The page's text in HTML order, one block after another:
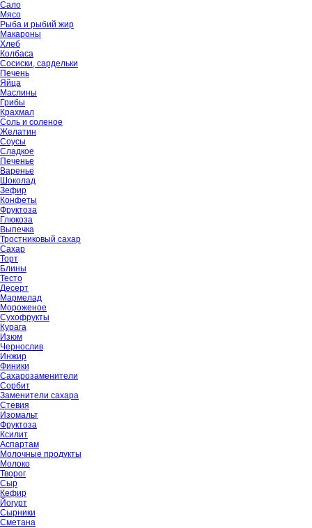
Сало
Мясо
Рыба и рыбий жир
Макароны
Хлеб
Колбаса
Сосиски, сардельки
Печень
Яйца
Маслины
Грибы
Крахмал
Соль и соленое
Желатин
Соусы
Сладкое
Печенье
Варенье
Шоколад
Зефир
Конфеты
Фруктоза
Глюкоза
Выпечка
Тростниковый сахар
Сахар
Торт
Блины
Тесто
Десерт
Мармелад
Мороженое
Сухофрукты
Курага
Изюм
Чернослив
Инжир
Финики
Сахарозаменители
Сорбит
Заменители сахара
Стевия
Изомальт
Фруктоза
Ксилит
Аспартам
Молочные продукты
Молоко
Творог
Сыр
Кефир
Йогурт
Сырники
Сметана